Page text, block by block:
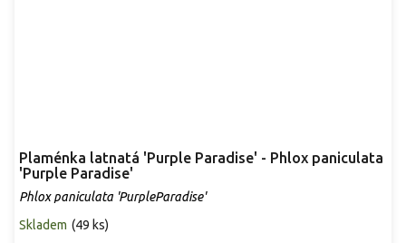
Plaménka latnatá 'Purple Paradise' - Phlox paniculata
'Purple Paradise'
Phlox paniculata 'PurpleParadise'
Skladem (49 ks)